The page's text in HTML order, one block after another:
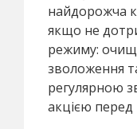
найдорожча
якщо не
режиму:
зволоження
регулярною
акцією